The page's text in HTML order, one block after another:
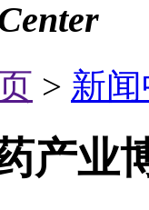
> 新
产业